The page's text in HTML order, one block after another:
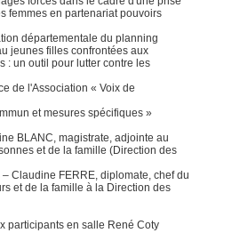
femmes en partenariat pouvoirs
départementale du planning
jeunes filles confrontées aux
: un outil pour lutter contre les
de l'Association « Voix de
et mesures spécifiques »
BLANC, magistrate, adjointe au
et de la famille (Direction des
Claudine FERRE, diplomate, chef du
et de la famille à la Direction des
participants en salle René Coty